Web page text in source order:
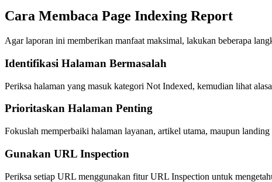
Cara Membaca Page Indexing Report
Agar laporan ini memberikan manfaat maksimal, lakukan beberapa
Identifikasi Halaman Bermasalah
Periksa halaman yang masuk kategori Not Indexed, kemudian lihat
Prioritaskan Halaman Penting
Fokuslah memperbaiki halaman layanan, artikel utama, maupun
Gunakan URL Inspection
Periksa setiap URL menggunakan fitur URL Inspection untuk